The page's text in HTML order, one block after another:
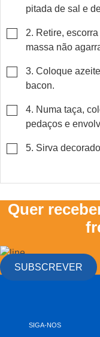
pitada de sal e
▢
2. Retire,
massa não
▢
3. Coloque
bacon.
▢
4. Numa taça,
pedaços e
▢
5. Sirva
Quer
SUBSCREVER
SIGA-NOS